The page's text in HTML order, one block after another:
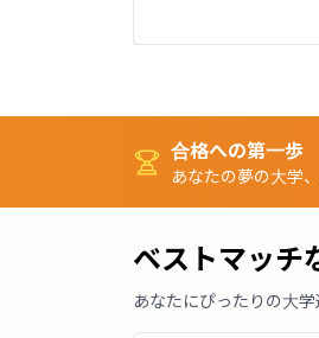
合格への第一歩
あなたの夢の大学
ベストマッチ
あなたにぴったりの大